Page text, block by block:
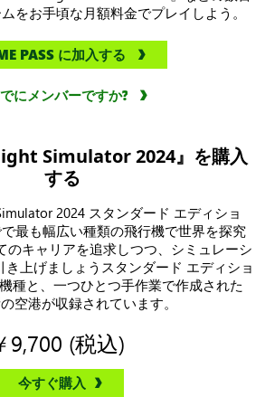
をお手頃な月額料金でプレイしよう。
PASS に加入する
にメンバーですか?
Simulator 2024』を購入
する
2024 スタンダード エディショ
最も幅広い種類の飛行機で世界を探究
のキャリアを追求しつつ、シミュレーシ
き上げましょうスタンダード エディショ
種と、一つひとつ手作業で作成された
空港が収録されています。
9,700 (税込)
今すぐ購入